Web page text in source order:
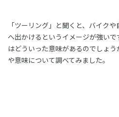
「ツーリング」と聞くと、バイク
へ出かけるというイメージが強い
はどういった意味があるのでしょ
や意味について調べてみました。